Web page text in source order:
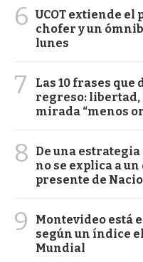
6 UCOT extiende el
chofer y un
lunes
7
Las 10 frases que
regreso: libertad,
mirada “menos
8
De una estrategia
no se explica a
presente de
9
Montevideo está
según un índice
Mundial